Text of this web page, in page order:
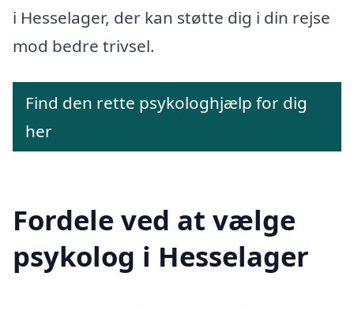
i Hesselager, der kan støtte dig i din rejse
mod bedre trivsel.
Find den rette psykologhjælp for dig
her
Fordele ved at vælge
psykolog i Hesselager